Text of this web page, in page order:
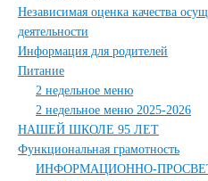
Независимая оценка качества
деятельности
Информация для родителей
Питание
2 недельное меню
2 недельное меню 2025-2026
НАШЕЙ ШКОЛЕ 95 ЛЕТ
Функциональная грамотность
ИНФОРМАЦИОННО-